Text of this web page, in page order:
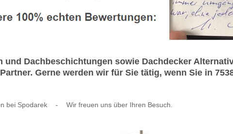
Dachbeschichtungen sowie Dachdecker
Gerne werden wir für Sie tätig, wenn Sie in
bei Spodarek - Wir freuen uns über Ihren Besuch.